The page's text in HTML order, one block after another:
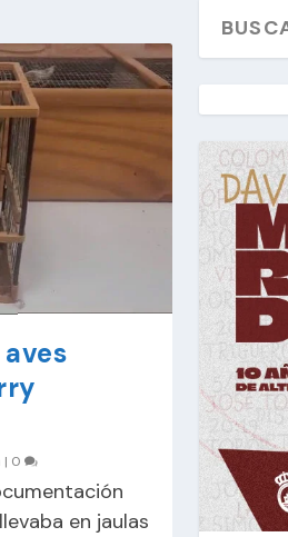
| 0
en jaulas